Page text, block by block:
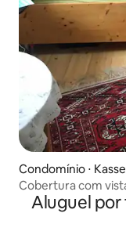
Condomínio ⋅
Cobertura com
Aluguel por